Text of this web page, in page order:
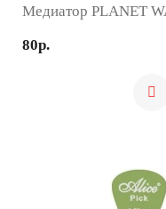
Медиатор PLANET
80р.